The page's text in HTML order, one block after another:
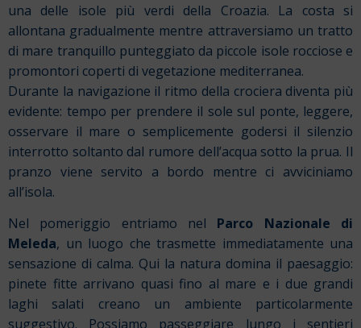
una delle isole più verdi della Croazia. La costa si
allontana gradualmente mentre attraversiamo un tratto
di mare tranquillo punteggiato da piccole isole rocciose e
promontori coperti di vegetazione mediterranea.
Durante la navigazione il ritmo della crociera diventa più
evidente: tempo per prendere il sole sul ponte, leggere,
osservare il mare o semplicemente godersi il silenzio
interrotto soltanto dal rumore dell’acqua sotto la prua. Il
pranzo viene servito a bordo mentre ci avviciniamo
all’isola.
Nel pomeriggio entriamo nel Parco Nazionale di
Meleda, un luogo che trasmette immediatamente una
sensazione di calma. Qui la natura domina il paesaggio:
pinete fitte arrivano quasi fino al mare e i due grandi
laghi salati creano un ambiente particolarmente
suggestivo. Possiamo passeggiare lungo i sentieri